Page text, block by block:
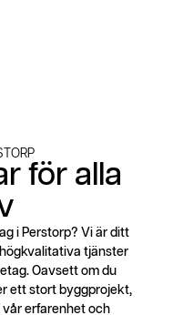
för alla
i Perstorp? Vi är ditt
tjänster
Oavsett om du
ett stort byggprojekt,
vår erfarenhet och